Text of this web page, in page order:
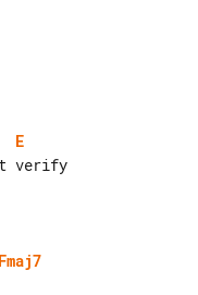
E
verify
Fmaj7